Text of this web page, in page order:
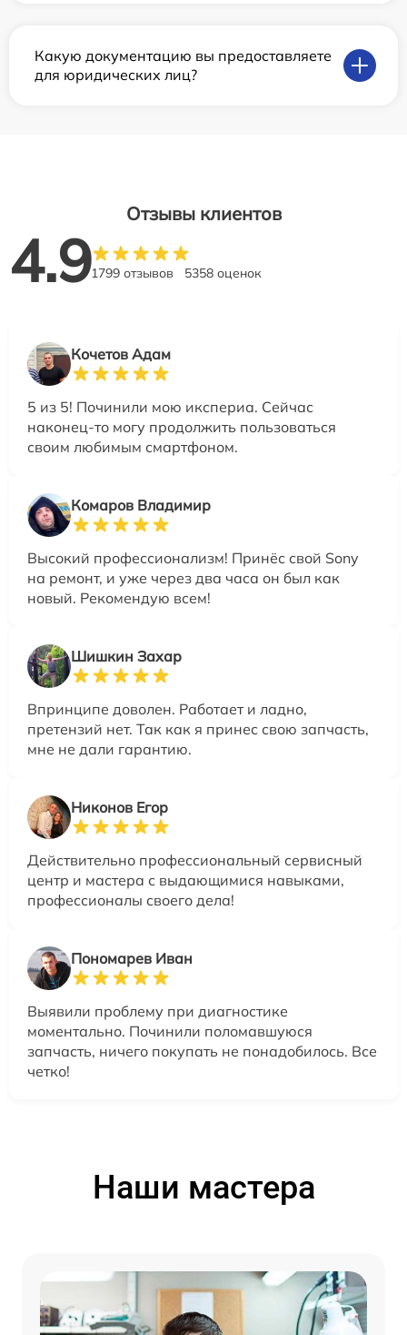
Какую документацию вы предоставляете
для юридических лиц?
Отзывы клиентов
4.91799 отзывов 5358 оценок
Кочетов Адам
5 из 5! Починили мою икспериа. Сейчас
наконец-то могу продолжить пользоваться
своим любимым смартфоном.
Комаров Владимир
Высокий профессионализм! Принёс свой Sony
на ремонт, и уже через два часа он был как
новый. Рекомендую всем!
Шишкин Захар
Впринципе доволен. Работает и ладно,
претензий нет. Так как я принес свою запчасть,
мне не дали гарантию.
Никонов Егор
Действительно профессиональный сервисный
центр и мастера с выдающимися навыками,
профессионалы своего дела!
Пономарев Иван
Выявили проблему при диагностике
моментально. Починили поломавшуюся
запчасть, ничего покупать не понадобилось. Все
четко!
Наши мастера